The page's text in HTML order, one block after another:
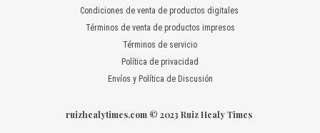
Condiciones de venta de productos digitales
Términos de venta de productos impresos
Términos de servicio
Política de privacidad
Envíos y Política de Discusión
ruizhealytimes.com © 2023 Ruiz Healy Times